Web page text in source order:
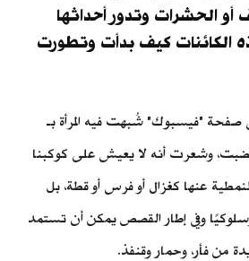
أو الحشرات وتدور أحداثها
الكائنات كيف بدأت وتطورت
صفحة "فيسبوك" شُبهت فيه المرأة بـ
وشعرت أنه لا يعيش على كوكبنا
عنها كغزال أو فرس أو قطة، بل
وفي إطار القصص يمكن أن تستمد
من فأر، وحمار وقنفذ.